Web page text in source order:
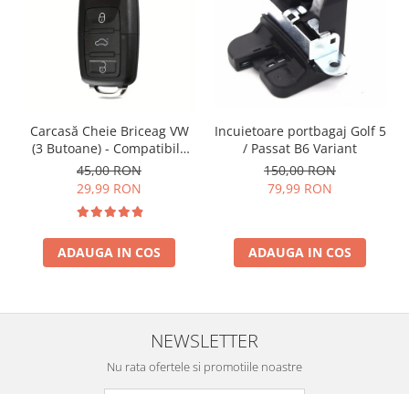
Aditivi Ulei Motor
Aditivi DPF, Sistem Racire si
Servodirectie
Spray Curatare Frane
Produse Intretinere si Detailing
Lubrifianti si Spray-uri de Curatare
Curatare si Detailing Interior
Vopsitorie, Chituri si Adezivi
Curatare si Detailing Exterior
Articole Auto Sezoniere
Cabluri Pornire
Carcasă Cheie Briceag VW
(3 Butoane) - Compatibilă
Golf 5, Jetta, Touran etc
45,00 RON
29,99 RON
ADAUGA IN COS
Incuietoare portbagaj Golf 5
/ Passat B6 Variant
150,00 RON
79,99 RON
ADAUGA IN COS
NEWSLETTER
Nu rata ofertele si promotiile noastre